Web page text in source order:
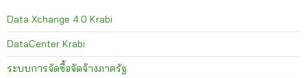
Data Xchange 4.0 Krabi
DataCenter Krabi
ระบบการจัดซื้อจัดจ้างภาครัฐ